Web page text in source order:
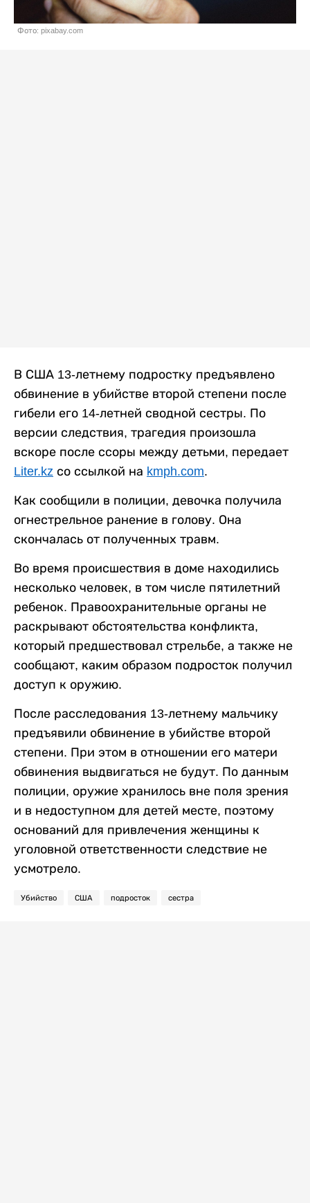
Фото: pixabay.com
В США 13-летнему подростку предъявлено
обвинение в убийстве второй степени после
гибели его 14-летней сводной сестры. По
версии следствия, трагедия произошла
вскоре после ссоры между детьми, передает
Liter.kz со ссылкой на kmph.com.
Как сообщили в полиции, девочка получила
огнестрельное ранение в голову. Она
скончалась от полученных травм.
Во время происшествия в доме находились
несколько человек, в том числе пятилетний
ребенок. Правоохранительные органы не
раскрывают обстоятельства конфликта,
который предшествовал стрельбе, а также не
сообщают, каким образом подросток получил
доступ к оружию.
После расследования 13-летнему мальчику
предъявили обвинение в убийстве второй
степени. При этом в отношении его матери
обвинения выдвигаться не будут. По данным
полиции, оружие хранилось вне поля зрения
и в недоступном для детей месте, поэтому
оснований для привлечения женщины к
уголовной ответственности следствие не
усмотрело.
Убийство США подросток сестра